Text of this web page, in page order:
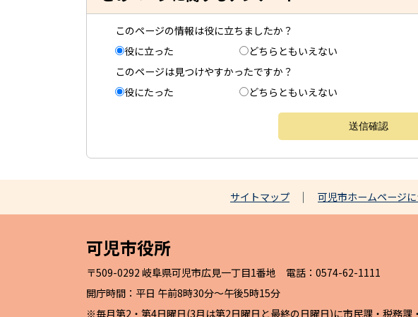
このページの情報は役に立ちましたか？
役に立った
どちらともいえない
このページは見つけやすかったですか？
役にたった
どちらともいえない
サイトマップ 可児市ホームページ
可児市役所
〒509-0292 岐阜県可児市広見一丁目1番地 電話：0574-62-1111
開庁時間：平日 午前8時30分～午後5時15分
※毎月第2・第4日曜日(3月は第2日曜日と最終の日曜日)に市民課・税務課